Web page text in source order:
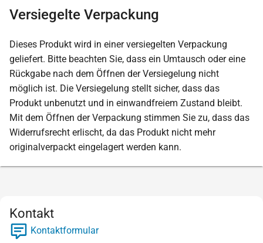
Versiegelte Verpackung
Dieses Produkt wird in einer versiegelten Verpackung
geliefert. Bitte beachten Sie, dass ein Umtausch oder eine
Rückgabe nach dem Öffnen der Versiegelung nicht
möglich ist. Die Versiegelung stellt sicher, dass das
Produkt unbenutzt und in einwandfreiem Zustand bleibt.
Mit dem Öffnen der Verpackung stimmen Sie zu, dass das
Widerrufsrecht erlischt, da das Produkt nicht mehr
originalverpackt eingelagert werden kann.
Kontakt
Kontaktformular